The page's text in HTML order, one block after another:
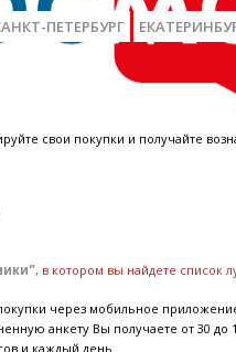
ПЕТЕРБУРГ
свои покупки и получайте
, в котором вы найдете список
через мобильное
анкету Вы получаете от 30 до
и каждый день